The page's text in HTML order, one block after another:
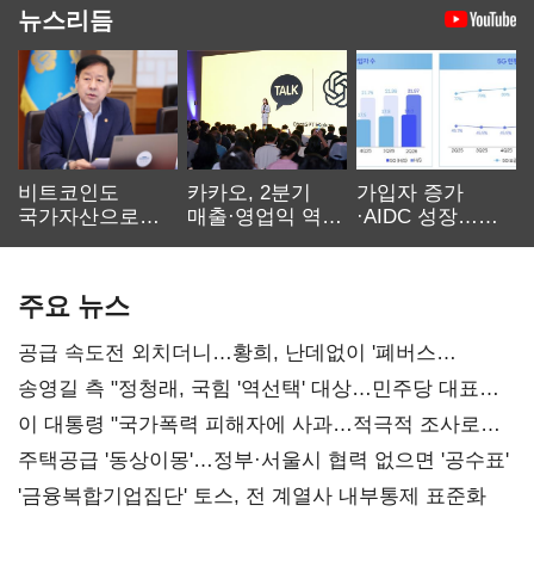
뉴스리듬
비트코인도
국가자산으로…'
카카오, 2분기
매출·영업익 역대
가입자 증가
·AIDC 성장…
주요 뉴스
공급 속도전 외치더니…황희, 난데없이 '폐버스
리모델링' 제안
송영길 측 "정청래, 국힘 '역선택' 대상…민주당 대표로
총선 지휘 못해"
이 대통령 "국가폭력 피해자에 사과…적극적 조사로
진실 밝혀야"
주택공급 '동상이몽'…정부·서울시 협력 없으면 '공수표'
'금융복합기업집단' 토스, 전 계열사 내부통제 표준화